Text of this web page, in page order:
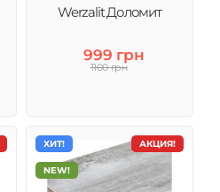
Werzalit Доломит
999 грн
1100 грн
АКЦИЯ!
ХИТ!
NEW!